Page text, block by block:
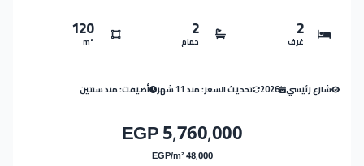
2
غرف
2
حمام
120
m²
شارع رئيسي 2026 تحديث السعر: منذ 11 شهر أضيفت: منذ سنتين
5,760,000 EGP
48,000 EGP/m²